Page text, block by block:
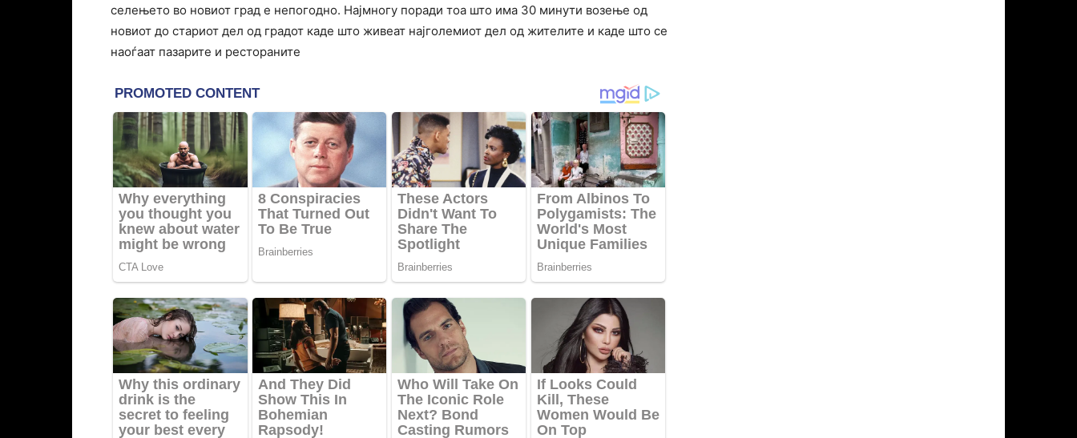
селењето во новиот град е непогодно. Најмногу поради тоа што има 30 минути возење од
новиот до стариот дел од градот каде што живеат најголемиот дел од жителите и каде што се
наоѓаат пазарите и рестораните